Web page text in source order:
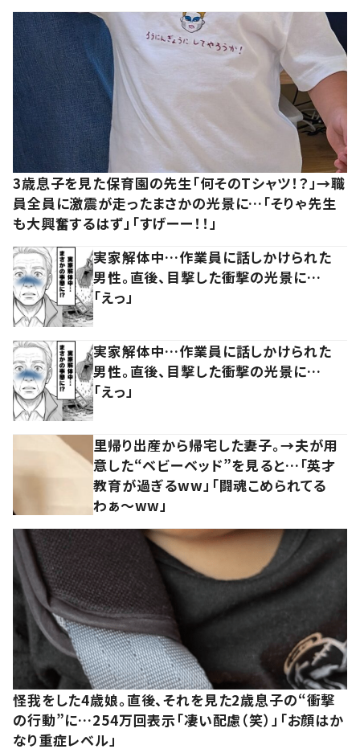
3歳息子を見た保育園の先生「何そのTシャツ！？」→職
員全員に激震が走ったまさかの光景に…「そりゃ先生
も大興奮するはず」「すげーー！！」
実家解体中…作業員に話しかけられた
男性。直後、目撃した衝撃の光景に…
「えっ」
実家解体中…作業員に話しかけられた
男性。直後、目撃した衝撃の光景に…
「えっ」
里帰り出産から帰宅した妻子。→夫が用
意した“ベビーベッド”を見ると…「英才
教育が過ぎるww」「闘魂こめられてる
わぁ～ww」
怪我をした4歳娘。直後、それを見た2歳息子の“衝撃
の行動”に…254万回表示「凄い配慮（笑）」「お顔はか
なり重症レベル」